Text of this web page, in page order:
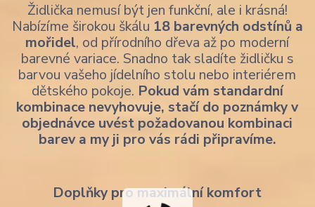
Židlička nemusí být jen funkční, ale i krásná!
Nabízíme širokou škálu 18 barevných odstínů a
mořidel, od přírodního dřeva až po moderní
barevné variace. Snadno tak sladíte židličku s
barvou vašeho jídelního stolu nebo interiérem
dětského pokoje. Pokud vám standardní
kombinace nevyhovuje, stačí do poznámky v
objednávce uvést požadovanou kombinaci
barev a my ji pro vás rádi připravíme.
Doplňky pro maximální komfort